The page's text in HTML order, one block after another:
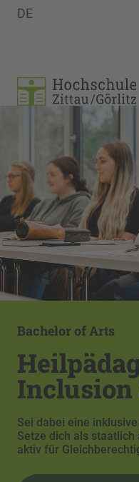
DE
Bachelor of Arts
Inclusion
Sei dabei eine
Setze dich als
aktiv für